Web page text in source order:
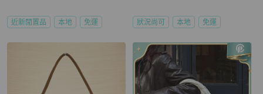
近新閒置品 本地 免運 狀況尚可 本地 免運